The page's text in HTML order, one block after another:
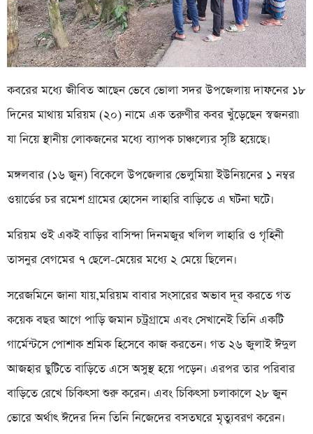
কবরের মধ্যে জীবিত আছেন ভেবে ভোলা সদর উপজেলায় দাফনের ১৮
দিনের মাথায় মরিয়ম (২০) নামে এক তরুণীর কবর খুঁড়েছেন স্বজনরা৷
যা নিয়ে স্থানীয় লোকজনের মধ্যে ব্যাপক চাঞ্চল্যের সৃষ্টি হয়েছে।
মঙ্গলবার (১৬ জুন) বিকেলে উপজেলার ভেলুমিয়া ইউনিয়নের ১ নম্বর
ওয়ার্ডের চর রমেশ গ্রামের হোসেন লাহারি বাড়িতে এ ঘটনা ঘটে।
মরিয়ম ওই একই বাড়ির বাসিন্দা দিনমজুর খলিল লাহারি ও গৃহিনী
তাসনুর বেগমের ৭ ছেলে-মেয়ের মধ্যে ২ মেয়ে ছিলেন।
সরেজমিনে জানা যায়,মরিয়ম বাবার সংসারের অভাব দূর করতে গত
কয়েক বছর আগে পাড়ি জমান চট্রগ্রামে এবং সেখানেই তিনি একটি
গার্মেন্টসে পোশাক শ্রমিক হিসেবে কাজ করতেন। গত ২৬ জুলাই ঈদুল
আজহার ছুটিতে বাড়িতে এসে অসুস্থ হয়ে পড়েন। এরপর তার পরিবার
বাড়িতে রেখে চিকিৎসা শুরু করেন। এবং চিকিৎসা চলাকালে ২৮ জুন
ভোরে অর্থাৎ ঈদের দিন তিনি নিজেদের বসতঘরে মৃত্যুবরণ করেন।